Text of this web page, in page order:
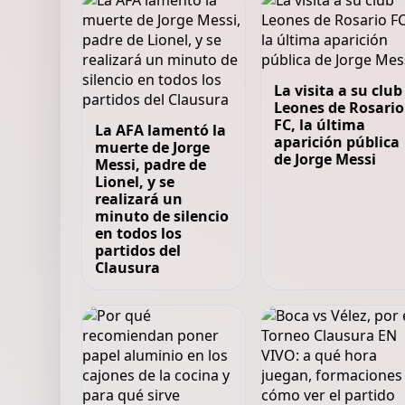
La AFA lamentó la
muerte de Jorge
Messi, padre de
Lionel, y se
realizará un
minuto de silencio
en todos los
partidos del
Clausura
La visita a su club
Leones de Rosario
FC, la última
aparición pública
de Jorge Messi